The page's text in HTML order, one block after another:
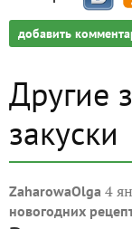
добавить
Другие
закуски
ZaharowaOlga 4
новогодних